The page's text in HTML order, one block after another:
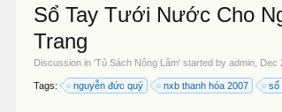
Sổ Tay Tưới Nước Cho
Trang
Discussion in 'Tủ Sách Nông Lâm' started byadmin Dec
Tags: nguyễn đức quý nxb thanh hóa 2007 sổ